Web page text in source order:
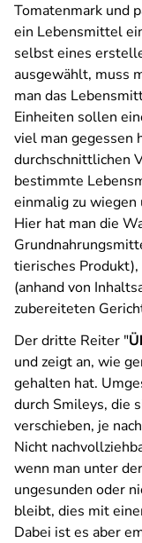
Tomatenmark und
ein Lebensmittel
selbst eines
ausgewählt, muss
man das
Einheiten sollen
viel man gegessen
durchschnittlichen
bestimmte
einmalig zu wiegen
Hier hat man die
tierisches
(anhand von
zubereiteten
Der dritte Reiter "
und zeigt an, wie
gehalten hat.
durch Smileys, die
verschieben, je
Nicht
wenn man unter
ungesunden oder
bleibt, dies mit
Dabei ist es aber